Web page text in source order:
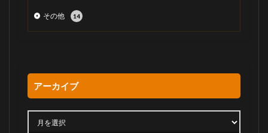
その他 14
アーカイブ